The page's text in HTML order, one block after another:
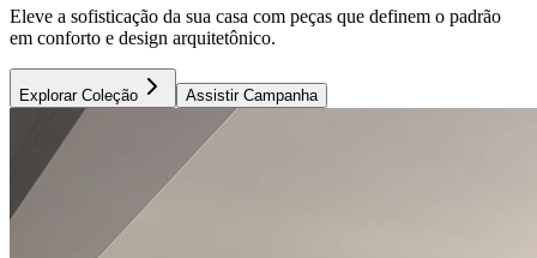
Eleve a sofisticação da sua casa com peças que definem o padrão
em conforto e design arquitetônico.
Explorar Coleção Assistir Campanha